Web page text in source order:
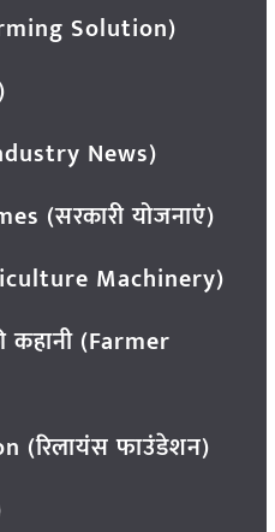
Solution)
News)
(सरकारी योजनाएं)
Machinery)
कहानी (Farmer
(रिलायंस फाउंडेशन)